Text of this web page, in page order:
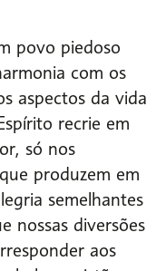
povo piedoso
com os
aspectos da vida
recrie em
só nos
produzem em
semelhantes
nossas diversões
aos